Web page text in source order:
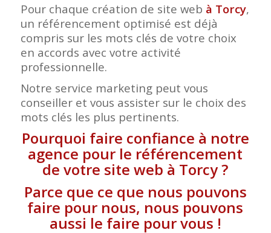
Pour chaque création de site web à Torcy,
un référencement optimisé est déjà
compris sur les mots clés de votre choix
en accords avec votre activité
professionnelle.
Notre service marketing peut vous
conseiller et vous assister sur le choix des
mots clés les plus pertinents.
Pourquoi faire confiance à notre
agence pour le référencement
de votre site web à Torcy ?
Parce que ce que nous pouvons
faire pour nous, nous pouvons
aussi le faire pour vous !